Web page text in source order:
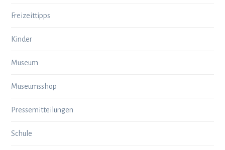
Freizeittipps
Kinder
Museum
Museumsshop
Pressemitteilungen
Schule